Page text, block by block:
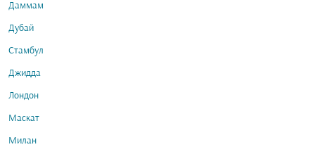
Даммам
Дубай
Стамбул
Джидда
Лондон
Маскат
Милан